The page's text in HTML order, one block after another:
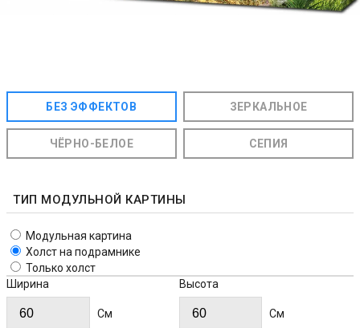
БЕЗ ЭФФЕКТОВ ЗЕРКАЛЬНОЕ
ЧЁРНО-БЕЛОЕ СЕПИЯ
ТИП МОДУЛЬНОЙ КАРТИНЫ
Модульная картина
Холст на подрамнике
Только холст
Ширина
Cм
Высота
Cм